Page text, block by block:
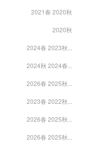
2021春 2020秋
2020秋
2024春 2023秋...
2024秋 2024春...
2026春 2025秋...
2023春 2022秋...
2026春 2025秋...
2026春 2025秋...